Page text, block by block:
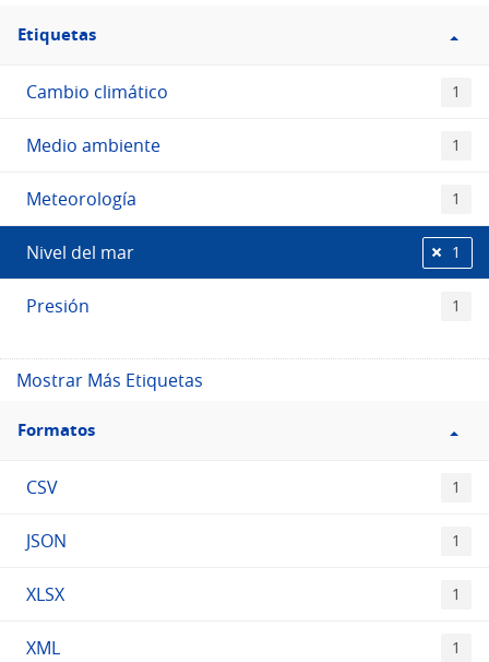
Filtro
Etiquetas
Etiquetas
Cambio climático 1
Medio ambiente 1
Meteorología 1
Nivel del mar 1
Presión 1
Mostrar Más Etiquetas
Filtro
Formatos
Formatos
CSV 1
JSON 1
XLSX 1
XML 1